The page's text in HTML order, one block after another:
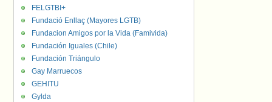
FELGTBI+
Fundació Enllaç (Mayores LGTB)
Fundacion Amigos por la Vida (Famivida)
Fundación Iguales (Chile)
Fundación Triángulo
Gay Marruecos
GEHITU
Gylda